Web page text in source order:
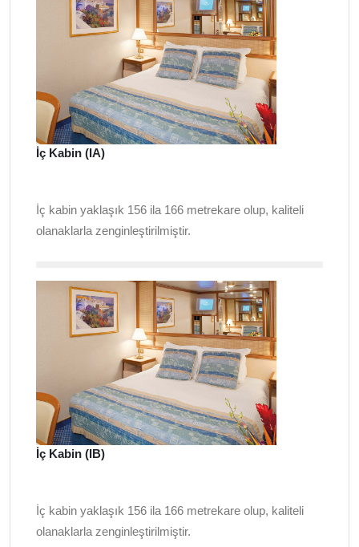
İç Kabin (IA)
İç kabin yaklaşık 156 ila 166 metrekare olup, kaliteli
olanaklarla zenginleştirilmiştir.
İç Kabin (IB)
İç kabin yaklaşık 156 ila 166 metrekare olup, kaliteli
olanaklarla zenginleştirilmiştir.